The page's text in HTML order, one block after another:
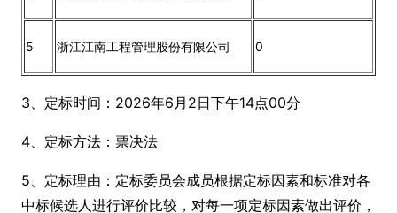
5 浙江江南工程管理股份有限公司 0
3、定标时间：2026年6月2日下午14点00分
4、定标方法：票决法
5、定标理由：定标委员会成员根据定标因素和标准对各
中标候选人进行评价比较，对每一项定标因素做出评价，